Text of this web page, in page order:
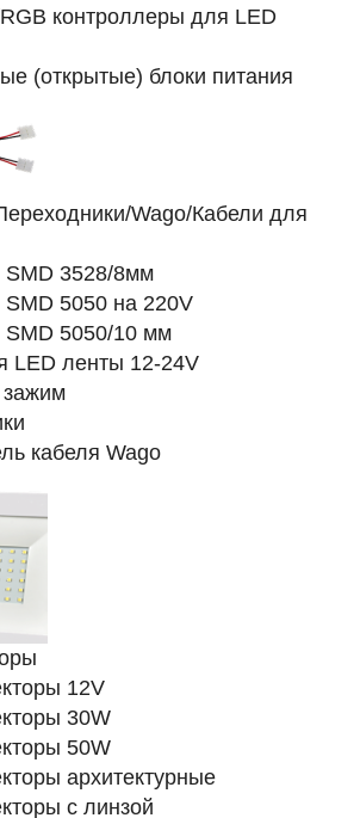
контроллеры для LED
(открытые) блоки питания
Wago/Кабели для
3528/8мм
5050 на 220V
5050/10 мм
LED ленты 12-24V
кабеля Wago
12V
30W
50W
архитектурные
с линзой